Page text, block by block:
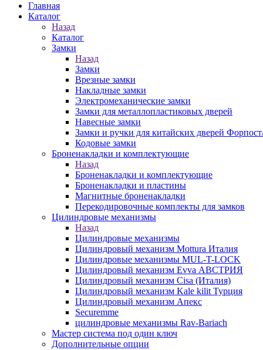
Главная
Каталог
Назад
Каталог
Замки
Назад
Замки
Врезные замки
Накладные замки
Электромеханические замки
Замки для металлопластиковых дверей
Навесные замки
Замки и ручки для китайских дверей
Кодовые замки
Броненакладки и комплектующие
Назад
Броненакладки и комплектующие
Броненакладки и пластины
Магнитные броненакладки
Перекодировочные комплекты для замков
Цилиндровые механизмы
Назад
Цилиндровые механизмы
Цилиндровый механизм Mottura Италия
Цилиндровые механизмы MUL-T-LOCK
Цилиндровый механизм Evva АВСТРИЯ
Цилиндровый механизм Cisa (Италия)
Цилиндровый механизм Kale kilit Турция
Цилиндровый механизм Апекс
Securemme
цилиндровые механизмы Rav-Bariach
Мастер система под один ключ
Дополнительные опции